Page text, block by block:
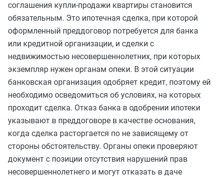
соглашения купли-продажи квартиры становится
обязательным. Это ипотечная сделка, при которой
оформленный преддоговор потребуется для банка
или кредитной организации, и сделки с
недвижимостью несовершеннолетних, при которых
экземпляр нужен органам опеки. В этой ситуации
банковская организация одобряет кредит, поэтому ей
необходимо осведомиться об условиях, на которых
проходит сделка. Отказ банка в одобрении ипотеки
указывают в преддоговоре в качестве основания,
когда сделка расторгается по не зависящему от
стороны обстоятельству. Органы опеки проверяют
документ с позиции отсутствия нарушений прав
несовершеннолетнего и могут отказать в даче